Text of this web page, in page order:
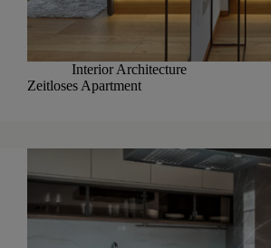
Interior Architecture
Zeitloses Apartment